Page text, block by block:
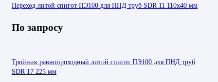
Переход литой спигот ПЭ100 для ПНД труб SDR 11 110х40 мм
По запросу
Тройник равнопроходный литой спигот ПЭ100 для ПНД труб
SDR 17 225 мм